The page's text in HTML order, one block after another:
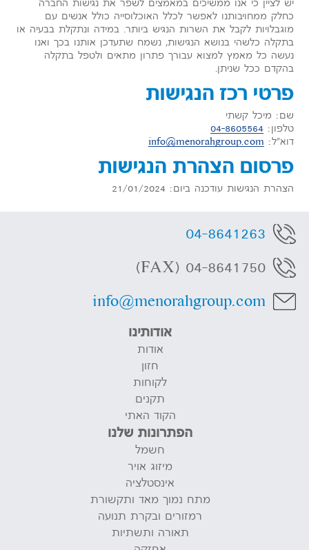
יש לציין כי אנו ממשיכים במאמצים לשפר את נגישות החברה
כחלק ממחויבותנו לאפשר לכלל האוכלוסייה כולל אנשים עם
מוגבלויות לקבל את השרות הנגיש ביותר. במידה ונתקלת בבעיה או
בתקלה כלשהי בנושא הנגישות, נשמח שתעדכן אותנו בכך ואנו
נעשה כל מאמץ למצוא עבורך פתרון מתאים ולטפל בתקלה
בהקדם ככל שניתן.
פרטי רכז הנגישות
שם: מיכל קשתי
טלפון: 04-8605564
דוא"ל: info@menorahgroup.com
פרסום הצהרת הנגישות
הצהרת הנגישות עודכנה ביום: 21/01/2024
04-8641263
04-8641750 (FAX)
info@menorahgroup.com
אודותינו
אודות
חזון
לקוחות
תקנים
הקוד האתי
הפתרונות שלנו
חשמל
מיזוג אויר
אינסטלציה
מתח נמוך מאד ותקשורת
רמזורים ובקרת תנועה
תאורה ותשתיות